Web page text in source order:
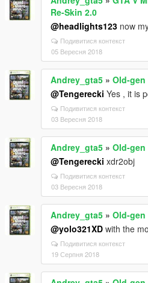
Re-Skin 2.0
@headlights123 now
Подивитися контекст
05 Вересня 2018
Andrey_gta5 » Old-
@Tengerecki Yes , it is
Подивитися контекст
03 Вересня 2018
Andrey_gta5 » Old-
@Tengerecki xdr2obj
Подивитися контекст
03 Вересня 2018
Andrey_gta5 » Old-gen
@yolo321XD with the
Подивитися контекст
19 Серпня 2018